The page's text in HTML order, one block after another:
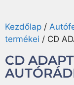
Kezdőlap /
termékei / CD
CD